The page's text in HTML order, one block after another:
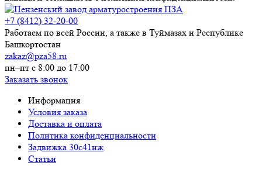
+7 (8412) 32-20-00
Работаем по всей России, а также в Туймазах и Республике
Башкортостан
zakaz@pza58.ru
пн–пт с 8:00 до 17:00
Заказать звонок
Информация
Условия заказа
Доставка и оплата
Политика конфиденциальности
Задвижка 30с41нж
Статьи